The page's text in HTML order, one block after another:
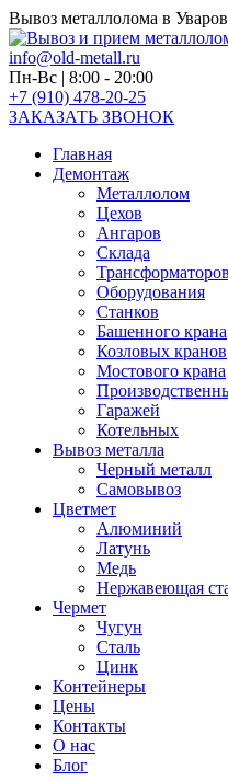
Вывоз металлолома в
info@old-metall.ru
Пн-Вс | 8:00 - 20:00
+7 (910) 478-20-25
ЗАКАЗАТЬ ЗВОНОК
Главная
Демонтаж
Металлолом
Цехов
Ангаров
Склада
Трансформаторов
Оборудования
Станков
Башенного крана
Козловых кранов
Мостового крана
Гаражей
Котельных
Вывоз металла
Черный металл
Самовывоз
Цветмет
Алюминий
Латунь
Медь
Нержавеющая
Чермет
Чугун
Сталь
Цинк
Контейнеры
Цены
Контакты
О нас
Блог